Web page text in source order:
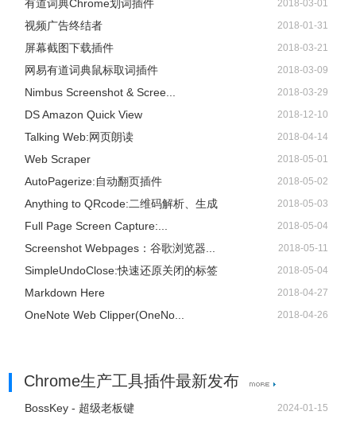
6、第六步，新建好下载任务之后，我们在软件首页可以使
用“全部开始”或是“全部暂停”工具，控制下载任务的进度，
全都完成下载之后我们还可以点击“删除已完成”工具，将所
有道词典Chrome划词插件 2018-03-01
视频广告终结者 2018-01-31
屏幕截图下载插件 2018-03-21
网易有道词典鼠标取词插件 2018-03-09
Nimbus Screenshot & Scree... 2018-03-29
DS Amazon Quick View 2018-12-10
Talking Web:网页朗读 2018-04-14
Web Scraper 2018-05-01
AutoPagerize:自动翻页插件 2018-05-02
Anything to QRcode:二维码解析、生成 2018-05-03
Full Page Screen Capture:... 2018-05-04
Screenshot Webpages：谷歌浏览器... 2018-05-11
SimpleUndoClose:快速还原关闭的标签 2018-05-04
Markdown Here 2018-04-27
OneNote Web Clipper(OneNo... 2018-04-26
Chrome生产工具插件最新发布
BossKey - 超级老板键 2024-01-15